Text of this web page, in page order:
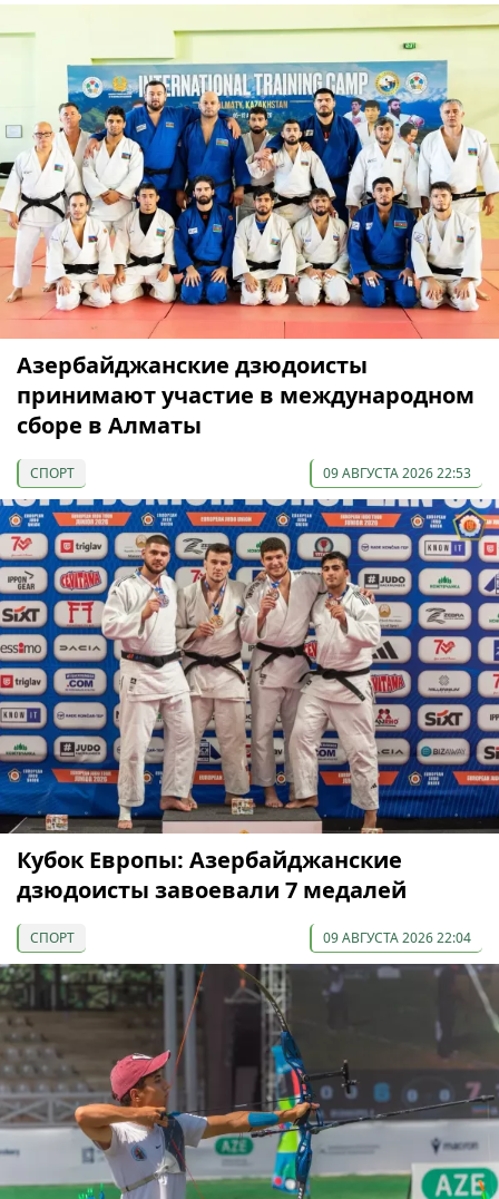
Азербайджанские дзюдоисты
принимают участие в международном
сборе в Алматы
СПОРТ 09 АВГУСТА 2026 22:53
Кубок Европы: Азербайджанские
дзюдоисты завоевали 7 медалей
СПОРТ 09 АВГУСТА 2026 22:04